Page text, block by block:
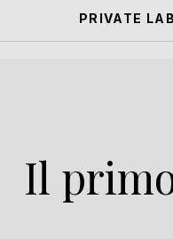
PRIVATE
Il